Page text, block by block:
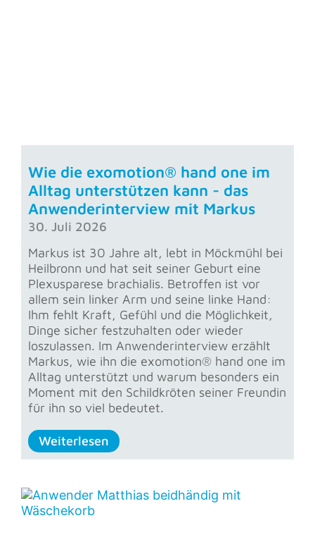
Wie die exomotion® hand one im
Alltag unterstützen kann - das
Anwenderinterview mit Markus
30. Juli 2026
Markus ist 30 Jahre alt, lebt in Möckmühl bei
Heilbronn und hat seit seiner Geburt eine
Plexusparese brachialis. Betroffen ist vor
allem sein linker Arm und seine linke Hand:
Ihm fehlt Kraft, Gefühl und die Möglichkeit,
Dinge sicher festzuhalten oder wieder
loszulassen. Im Anwenderinterview erzählt
Markus, wie ihn die exomotion® hand one im
Alltag unterstützt und warum besonders ein
Moment mit den Schildkröten seiner Freundin
für ihn so viel bedeutet.
Weiterlesen